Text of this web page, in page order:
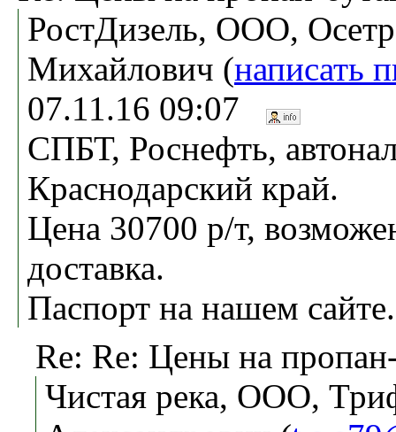
РостДизель, ООО,
Михайлович (написать
07.11.16 09:07
СПБТ, Роснефть,
Краснодарский край.
Цена 30700 р/т,
доставка.
Паспорт на нашем сайте.
Re: Re: Цены на
Чистая река, ООО,